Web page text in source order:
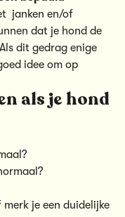
janken en/of
dat je hond de
dit gedrag enige
idee om op
als je hond
merk je een duidelijke